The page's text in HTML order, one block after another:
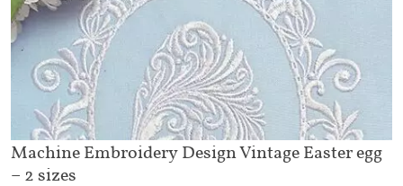
Machine Embroidery Design Vintage Easter egg
– 2 sizes